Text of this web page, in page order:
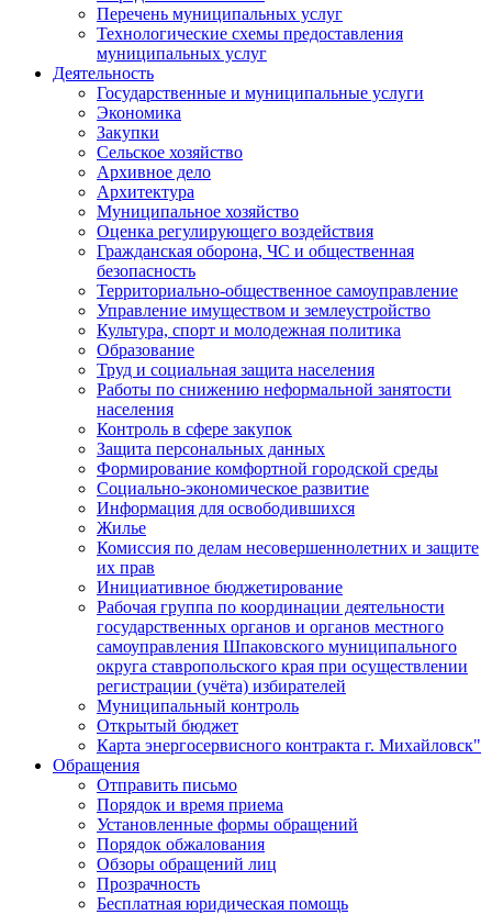
Перечень муниципальных услуг
Технологические схемы предоставления
муниципальных услуг
Деятельность
Государственные и муниципальные услуги
Экономика
Закупки
Сельское хозяйство
Архивное дело
Архитектура
Муниципальное хозяйство
Оценка регулирующего воздействия
Гражданская оборона, ЧС и общественная
безопасность
Территориально-общественное самоуправление
Управление имуществом и землеустройство
Культура, спорт и молодежная политика
Образование
Труд и социальная защита населения
Работы по снижению неформальной занятости
населения
Контроль в сфере закупок
Защита персональных данных
Формирование комфортной городской среды
Социально-экономическое развитие
Информация для освободившихся
Жилье
Комиссия по делам несовершеннолетних и защите
их прав
Инициативное бюджетирование
Рабочая группа по координации деятельности
государственных органов и органов местного
самоуправления Шпаковского муниципального
округа ставропольского края при осуществлении
регистрации (учёта) избирателей
Муниципальный контроль
Открытый бюджет
Карта энергосервисного контракта г. Михайловск"
Обращения
Отправить письмо
Порядок и время приема
Установленные формы обращений
Порядок обжалования
Обзоры обращений лиц
Прозрачность
Бесплатная юридическая помощь